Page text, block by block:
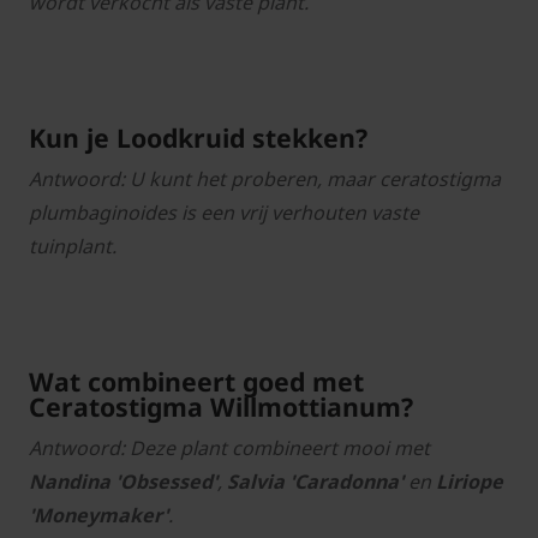
Kun je Loodkruid stekken?
Antwoord: U kunt het proberen, maar ceratostigma
plumbaginoides is een vrij verhouten vaste
tuinplant.
Wat combineert goed met
Ceratostigma Willmottianum?
Antwoord: Deze plant combineert mooi met
Nandina 'Obsessed', Salvia 'Caradonna'en Liriope
'Moneymaker'.